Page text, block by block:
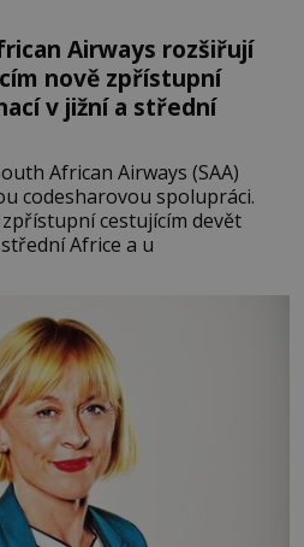
Airways rozšiřují
nově zpřístupní
v jižní a střední
African Airways (SAA)
codesharovou spolupráci.
cestujícím devět
Africe a u